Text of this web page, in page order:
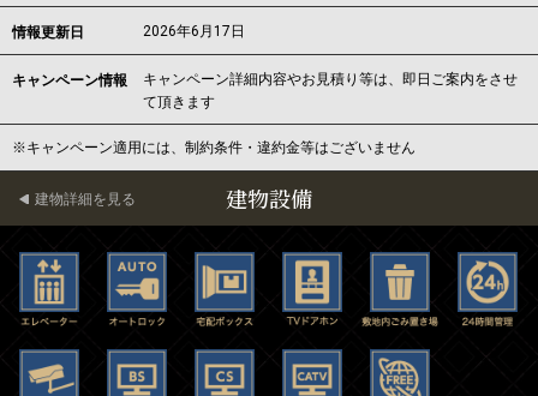
情報更新日 2026年6月17日
キャンペーン情報
キャンペーン詳細内容やお見積り等は、即日ご案内をさせ
て頂きます
※キャンペーン適用には、制約条件・違約金等はございません
建物設備
建物詳細を見る